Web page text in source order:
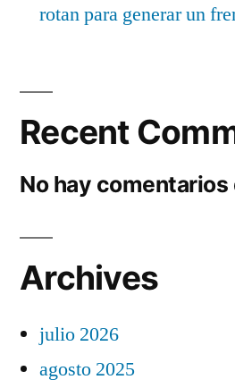
rotan para generar un
Recent
No hay comentarios
Archives
julio 2026
agosto 2025